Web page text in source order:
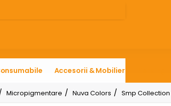
Accesorii & Mobilier
Micropigmentare Nuva Colors Smp Collection